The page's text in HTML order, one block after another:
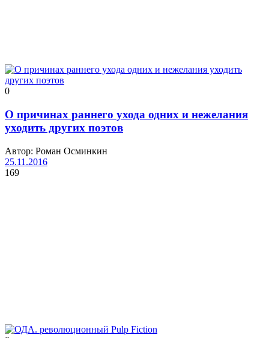
0
О причинах раннего ухода одних и нежелания
уходить других поэтов
Автор: Роман Осминкин
25.11.2016
169